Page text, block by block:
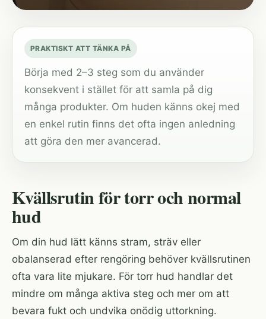
PRAKTISKT ATT TÄNKA PÅ
Börja med 2–3 steg som du använder
konsekvent i stället för att samla på dig
många produkter. Om huden känns okej med
en enkel rutin finns det ofta ingen anledning
att göra den mer avancerad.
Kvällsrutin för torr och normal
hud
Om din hud lätt känns stram, sträv eller
obalanserad efter rengöring behöver kvällsrutinen
ofta vara lite mjukare. För torr hud handlar det
mindre om många aktiva steg och mer om att
bevara fukt och undvika onödig uttorkning.